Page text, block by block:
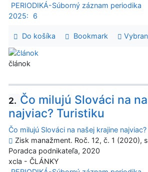
PERIODIKÁ-Súborný záznam periodika
2025:
6
Do košíka Bookmark
článok
2. Čo milujú Slováci na
najviac? Turistiku
Čo milujú Slováci na našej krajine
Zisk manažment. Roč. 12, č. 1 (2020),
Poradca podnikateľa, 2020
xcla - ČLÁNKY